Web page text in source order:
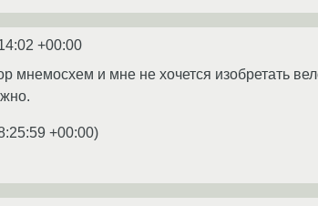
+00:00
мнемосхем и мне не хочется изобретать
+00:00)